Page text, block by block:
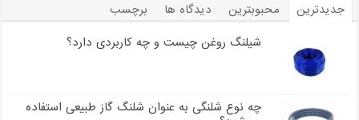
جدیدترین محبوبترین دیدگاه ها
برچسب
شیلنگ روغن چیست و چه کاربردی دارد؟
چه نوع شلنگی به عنوان شلنگ گاز طبیعی استفاده